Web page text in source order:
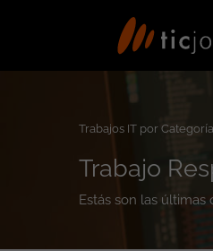
Trabajos IT por Categoría
Trabajo
Estás son las